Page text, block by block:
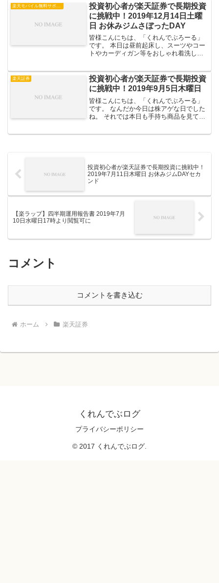
く手持ち商品を見て行きましょう。 全体
評価損益国内株投資...
楽天モバイル無料サポータープログラム
投資初心者が楽天証券で長期投資
に挑戦中！2019年12月14日土曜
日 お休みジムさぼったDAY
皆様こんにちは、「くれんでぶろーる」
です。 本日は昼前起床し、スーツやコー
トやカーディガン等をおしゃれ着洗して
ダメな私です。この後アイロンが待って
るしねｗ で、話は変わ...
楽天証券
投資初心者が楽天証券で長期投資
に挑戦中！2019年9月5日木曜日
皆様こんにちは、「くれんでぶろーる」
です。 なんだか今日は株アゲな日でした
ね。 それでは本日も手持ち商品を見て行
投資初心者が楽天証券で長期投資に挑戦中！
2019年7月11日木曜日 お休みジムDAYセカ
ンド
【楽ラップ】四半期運用報告書 2019年7月
10日水曜日17時より閲覧可に
コメント
コメントを書き込む
ホーム 楽天証券
くれんでぶログ
プライバシーポリシー
© 2017 くれんでぶログ.